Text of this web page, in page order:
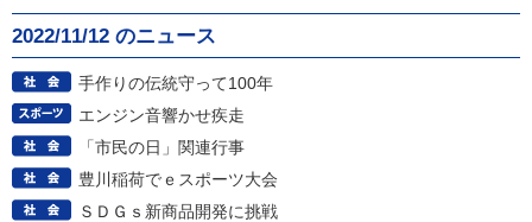
2022/11/12 のニュース
手作りの伝統守って100年
エンジン音響かせ疾走
「市民の日」関連行事
豊川稲荷でｅスポーツ大会
ＳＤＧｓ新商品開発に挑戦